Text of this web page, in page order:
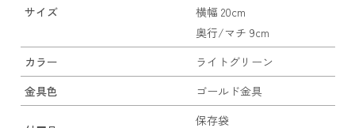
サイズ
横幅 20cm
奥行/マチ 9cm
カラー
ライトグリーン
金具色
ゴールド金具
保存袋